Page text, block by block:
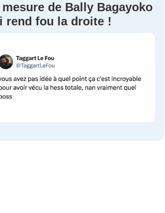
mesure de Bally Bagayoko
rend fou la droite !